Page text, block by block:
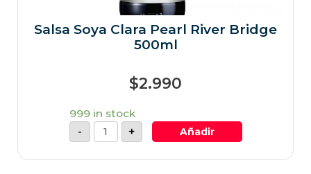
Salsa Soya Clara Pearl River Bridge
500ml
$2.990
999 in stock
-
+ Añadir